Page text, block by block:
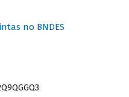
no BNDES